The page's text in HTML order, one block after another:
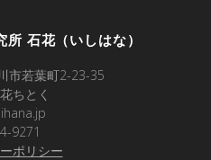
石花（いしはな）
市若葉町2-23-35
ちとく
9271
ポリシー